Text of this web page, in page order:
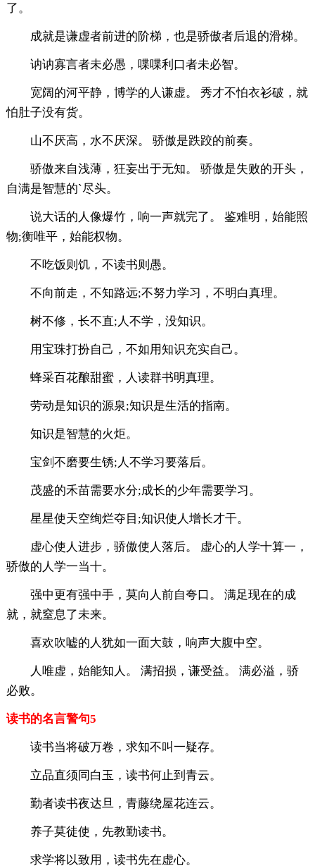
了。
成就是谦虚者前进的阶梯，也是骄傲者后退的滑梯。
讷讷寡言者未必愚，喋喋利口者未必智。
宽阔的河平静，博学的人谦虚。 秀才不怕衣衫破，就
怕肚子没有货。
山不厌高，水不厌深。 骄傲是跌跤的前奏。
骄傲来自浅薄，狂妄出于无知。 骄傲是失败的开头，
自满是智慧的`尽头。
说大话的人像爆竹，响一声就完了。 鉴难明，始能照
物;衡唯平，始能权物。
不吃饭则饥，不读书则愚。
不向前走，不知路远;不努力学习，不明白真理。
树不修，长不直;人不学，没知识。
用宝珠打扮自己，不如用知识充实自己。
蜂采百花酿甜蜜，人读群书明真理。
劳动是知识的源泉;知识是生活的指南。
知识是智慧的火炬。
宝剑不磨要生锈;人不学习要落后。
茂盛的禾苗需要水分;成长的少年需要学习。
星星使天空绚烂夺目;知识使人增长才干。
虚心使人进步，骄傲使人落后。 虚心的人学十算一，
骄傲的人学一当十。
强中更有强中手，莫向人前自夸口。 满足现在的成
就，就窒息了未来。
喜欢吹嘘的人犹如一面大鼓，响声大腹中空。
人唯虚，始能知人。 满招损，谦受益。 满必溢，骄
必败。
读书的名言警句5
读书当将破万卷，求知不叫一疑存。
立品直须同白玉，读书何止到青云。
勤者读书夜达旦，青藤绕屋花连云。
养子莫徒使，先教勤读书。
求学将以致用，读书先在虚心。